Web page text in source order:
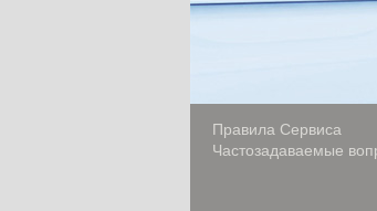
Правила Сервиса
Частозадаваемые